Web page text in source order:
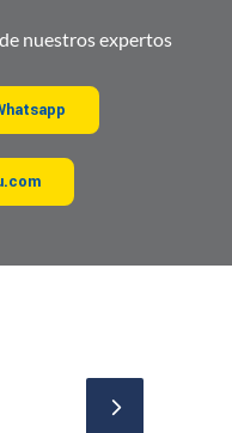
nuestros expertos